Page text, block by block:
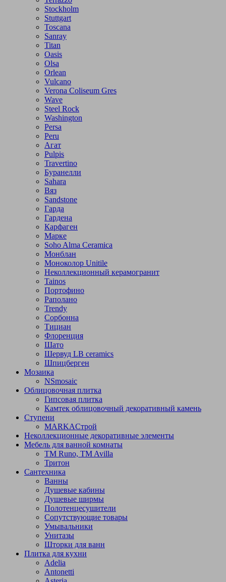
Stockholm
Stuttgart
Toscana
Sanray
Titan
Oasis
Olsa
Orlean
Vulcano
Verona Coliseum Gres
Wave
Steel Rock
Washington
Persa
Peru
Агат
Pulpis
Travertino
Буранелли
Sahara
Вяз
Sandstone
Гарда
Гардена
Карфаген
Марке
Soho Alma Ceramica
Монблан
Моноколор Unitile
Неколлекционный керамогранит
Tainos
Портофино
Раполано
Trendy
Сорбонна
Тициан
Флоренция
Шато
Шервуд LB ceramics
Шпицберген
Мозаика
NSmosaic
Облицовочная плитка
Гипсовая плитка
Камтек облицовочный декоративный камень
Ступени
МARKAСтрой
Неколлекционные декоративные элементы
Мебель для ванной комнаты
TM Runo, TM Avilla
Тритон
Сантехника
Ванны
Душевые кабины
Душевые ширмы
Полотенцесушители
Сопутствующие товары
Умывальники
Унитазы
Шторки для ванн
Плитка для кухни
Adelia
Antonetti